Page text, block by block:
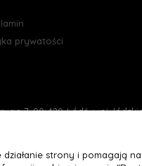
prywatości
7, 90-420 Łódź, woj.
strony i pomagają